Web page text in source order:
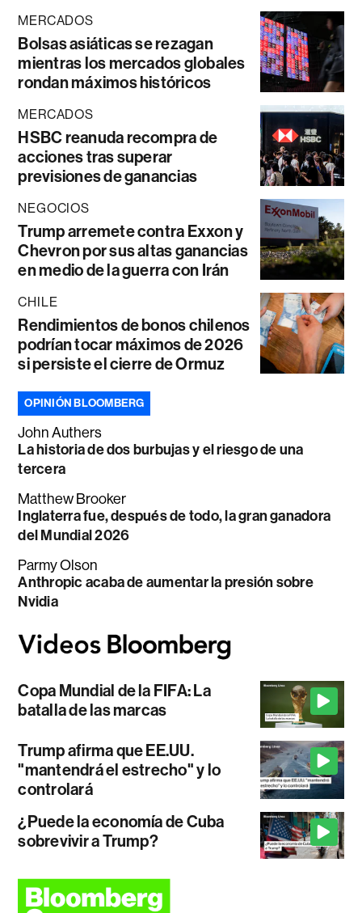
MERCADOS
Bolsas asiáticas se rezagan
mientras los mercados globales
rondan máximos históricos
MERCADOS
HSBC reanuda recompra de
acciones tras superar
previsiones de ganancias
NEGOCIOS
Trump arremete contra Exxon y
Chevron por sus altas ganancias
en medio de la guerra con Irán
CHILE
Rendimientos de bonos chilenos
podrían tocar máximos de 2026
si persiste el cierre de Ormuz
OPINIÓN BLOOMBERG
John Authers
La historia de dos burbujas y el riesgo de una
tercera
Matthew Brooker
Inglaterra fue, después de todo, la gran ganadora
del Mundial 2026
Parmy Olson
Anthropic acaba de aumentar la presión sobre
Nvidia
Copa Mundial de la FIFA: La
batalla de las marcas
Trump afirma que EE.UU.
"mantendrá el estrecho" y lo
controlará
¿Puede la economía de Cuba
sobrevivir a Trump?